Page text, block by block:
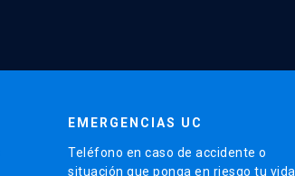
EMERGENCIAS UC
Teléfono en caso de accidente o
situación que ponga en riesgo tu vida